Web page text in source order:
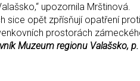
upozornila Mrštinová.
sice opět zpřísňují opatření
prostorách
Muzeum regionu Valašsko, p.